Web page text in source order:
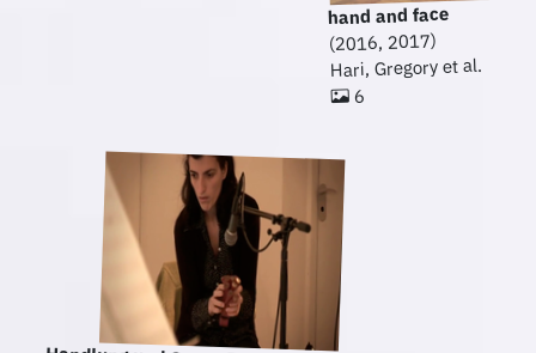
hand and face
(2016, 2017)
Hari, Gregory et al.
6